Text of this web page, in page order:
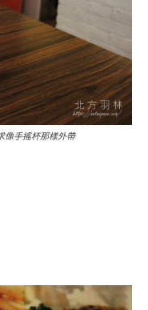
像手搖杯那樣外帶